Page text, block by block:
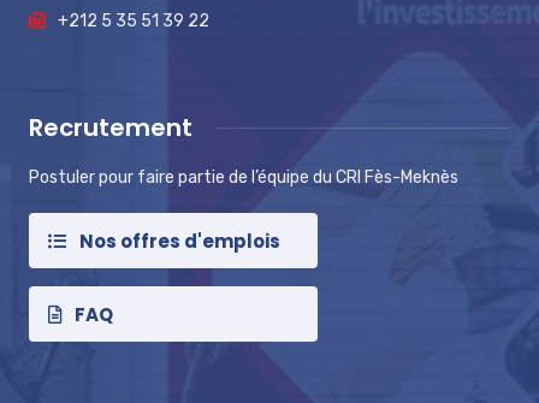
+212 5 35 51 39 22
Recrutement
Postuler pour faire partie de l’équipe du CRI Fès-Meknès
Nos offres d'emplois
FAQ